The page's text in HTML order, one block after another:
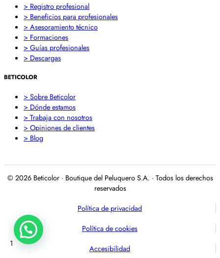
> Registro profesional
> Beneficios para profesionales
> Asesoramiento técnico
> Formaciones
> Guías profesionales
> Descargas
BETICOLOR
> Sobre Beticolor
> Dónde estamos
> Trabaja con nosotros
> Opiniones de clientes
> Blog
© 2026 Beticolor · Boutique del Peluquero S.A. · Todos los derechos
reservados
Política de privacidad
Política de cookies
Accesibilidad
1